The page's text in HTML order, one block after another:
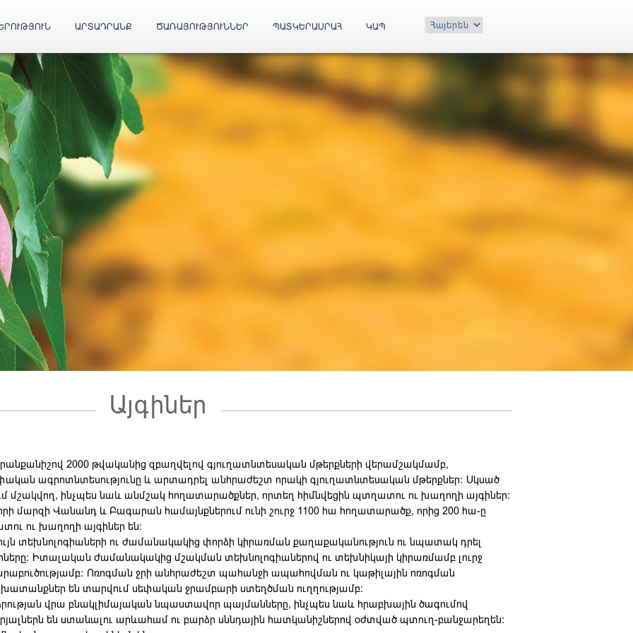
Choose
language
ԱՐՏԱԴՐԱՆՔ ԾԱՌԱՅՈՒԹՅՈՒՆՆԵՐ ՊԱՏԿԵՐԱՍՐԱՀ ԿԱՊ
Այգիներ
2000 թվականից զբաղվելով գյուղատնտեսական մթերքների վերամշակմամբ,
ագրոտնտեսությունը և արտադրել անհրաժեշտ որակի գյուղատնտեսական մթերքներ: Սկսած
մշակվող, ինչպես նաև անմշակ հողատարածքներ, որտեղ հիմնվեցին պտղատու ու խաղողի այգիներ:
մարզի Վանանդ և Բագարան համայնքներում ունի շուրջ 1100 հա հողատարածք, որից 200 հա-ը
ու խաղողի այգիներ են:
տեխնոլոգիաների ու ժամանակակից փորձի կիրառման քաղաքականություն ու նպատակ դրել
Իտալական ժամանակակից մշակման տեխնոլոգիաներով ու տեխնիկայի կիրառմամբ լուրջ
Ոռոգման ջրի անհրաժեշտ պահանջի ապահովման ու կաթիլային ոռոգման
են տարվում սեփական ջրամբարի ստեղծման ուղղությամբ:
վրա բնակլիմայական նպաստավոր պայմանները, ինչպես նաև հրաբխային ծագումով
են ստանալու արևահամ ու բարձր սննդային հատկանիշներով օժտված պտուղ-բանջարեղեն: